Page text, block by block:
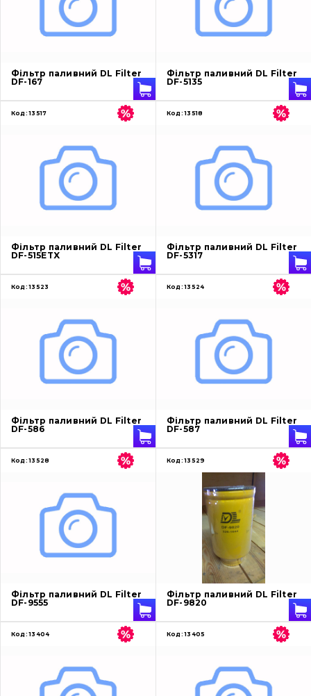
Контакти
Вакансії
Каталог
Ходова частина
Болти, гайки і елементи кріплення
Фільтр паливний DL Filter
DF-167
Фільтр паливний DL Filter
DF-5135
Код: 13517
Фільтр паливний DL Filter
DF-515ETX
Код: 13518
Фільтр паливний DL Filter
DF-5317
Код: 13523
Фільтр паливний DL Filter
DF-586
Код: 13524
Фільтр паливний DL Filter
DF-587
Код: 13528
Фільтр паливний DL Filter
DF-9555
Код: 13529
Фільтр паливний DL Filter
DF-9820
Код: 13404 Код: 13405